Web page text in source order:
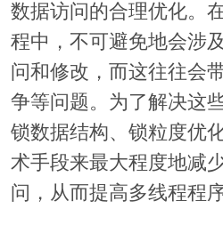
数据访问的合理优化。
程中，不可避免地会涉
问和修改，而这往往会
争等问题。为了解决这
锁数据结构、锁粒度优
术手段来最大程度地减
问，从而提高多线程程